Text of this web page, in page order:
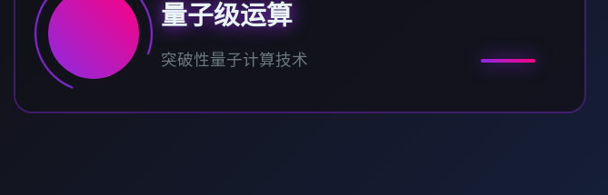
量子级运算
突破性量子计算技术